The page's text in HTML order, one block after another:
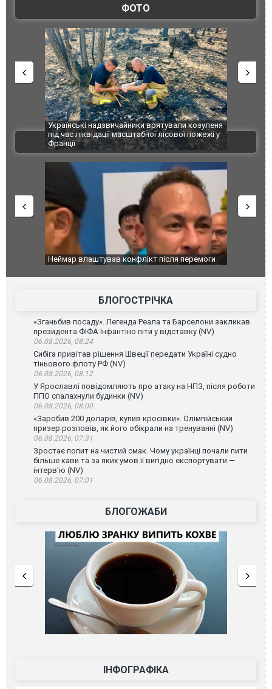
ФОТО
Українські надзвичайники врятували козуленя
під час ліквідації масштабної лісової пожежі у
Франції
СБУ за
Болгарії
ФОТО
ВІДЕО
Неймар влаштував конфлікт після перемоги
Мудрик
допінгової
БЛОГОСТРІЧКА
«Зганьбив посаду». Легенда Реала та Барселони закликав
президента ФІФА Інфантіно піти у відставку (NV)
06.08.2026, 08:24
Сибіга привітав рішення Швеції передати Україні судно
тіньового флоту РФ (NV)
06.08.2026, 08:12
У Ярославлі повідомляють про атаку на НПЗ, після роботи
ППО спалахнули будинки (NV)
06.08.2026, 08:00
«Заробив 200 доларів, купив кросівки». Олімпійський
призер розповів, як його обікрали на тренуванні (NV)
06.08.2026, 07:31
Зростає попит на чистий смак. Чому українці почали пити
більше кави та за яких умов її вигідно експортувати —
інтерв'ю (NV)
06.08.2026, 07:01
БЛОГОЖАБИ
ІНФОГРАФІКА